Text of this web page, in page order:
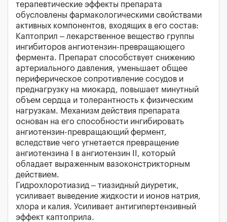
терапевтические эффекты препарата
обусловлены фармакологическими свойствами
активных компонентов, входящих в его состав:
Каптоприл – лекарственное вещество группы
ингибиторов ангиотензин-превращающего
фермента. Препарат способствует снижению
артериального давления, уменьшает общее
периферическое сопротивление сосудов и
преднагрузку на миокард, повышает минутный
объем сердца и толерантность к физическим
нагрузкам. Механизм действия препарата
основан на его способности ингибировать
ангиотензин-превращающий фермент,
вследствие чего угнетается превращение
ангиотензина I в ангиотензин II, который
обладает выраженным вазоконстрикторным
действием.
Гидрохлоротиазид – тиазидный диуретик,
усиливает выведение жидкости и ионов натрия,
хлора и калия. Усиливает антигипертензивный
эффект каптоприла.